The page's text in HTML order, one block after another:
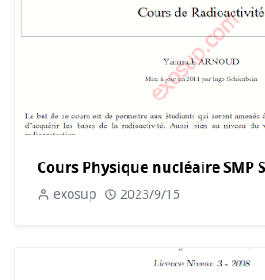
Cours Physique nucléaire SMP
exosup 2023/9/15